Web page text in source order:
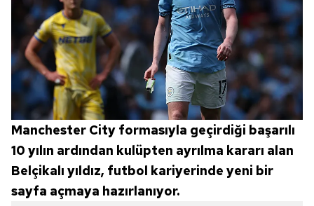
Manchester City formasıyla geçirdiği başarılı
10 yılın ardından kulüpten ayrılma kararı alan
Belçikalı yıldız, futbol kariyerinde yeni bir
sayfa açmaya hazırlanıyor.